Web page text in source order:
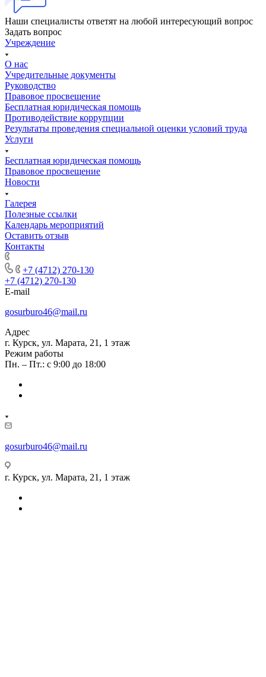
Наши специалисты ответят на любой интересующий вопрос
Задать вопрос
Учреждение
О нас
Учредительные документы
Руководство
Правовое просвещение
Бесплатная юридическая помощь
Противодействие коррупции
Результаты проведения специальной оценки условий труда
Услуги
Бесплатная юридическая помощь
Правовое просвещение
Новости
Галерея
Полезные ссылки
Календарь мероприятий
Оставить отзыв
Контакты
+7 (4712) 270-130
+7 (4712) 270-130
E-mail
gosurburo46@mail.ru
Адрес
г. Курск, ул. Марата, 21, 1 этаж
Режим работы
Пн. – Пт.: с 9:00 до 18:00
gosurburo46@mail.ru
г. Курск, ул. Марата, 21, 1 этаж